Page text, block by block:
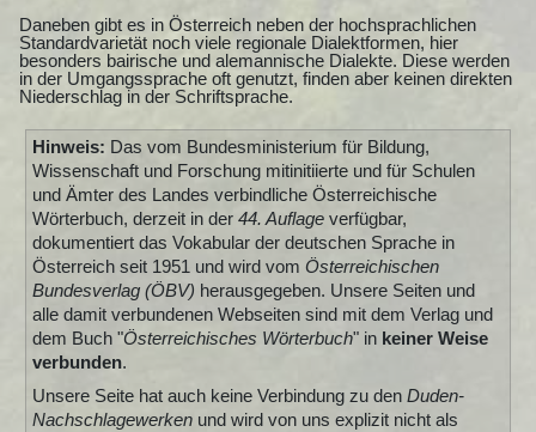
Daneben gibt es in Österreich neben der hochsprachlichen
Standardvarietät noch viele regionale Dialektformen, hier
besonders bairische und alemannische Dialekte. Diese werden
in der Umgangssprache oft genutzt, finden aber keinen direkten
Niederschlag in der Schriftsprache.
Hinweis: Das vom Bundesministerium für Bildung,
Wissenschaft und Forschung mitinitiierte und für Schulen
und Ämter des Landes verbindliche Österreichische
Wörterbuch, derzeit in der 44. Auflageverfügbar,
dokumentiert das Vokabular der deutschen Sprache in
Österreich seit 1951 und wird vom Österreichischen
Bundesverlag (ÖBV) herausgegeben. Unsere Seiten und
alle damit verbundenen Webseiten sind mit dem Verlag und
dem Buch "Österreichisches Wörterbuch" in keiner Weise
verbunden.
Unsere Seite hat auch keine Verbindung zu den Duden-
Nachschlagewerkenund wird von uns explizit nicht als